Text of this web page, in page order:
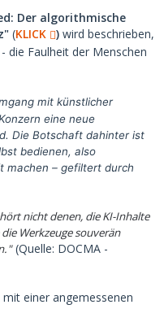
Der algorithmische
(KLICK ) wird beschrieben,
die Faulheit der Menschen
mit künstlicher
eine neue
Die Botschaft dahinter ist
bedienen, also
machen – gefiltert durch
nicht denen, die KI-Inhalte
Werkzeuge souverän
(Quelle: DOCMA -
einer angemessenen